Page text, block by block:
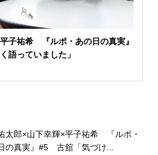
子祐希 『ルポ・あの日の真実』
語っていました」
太郎×山下幸輝×平子祐希 『ルポ・
の真実』#5 古舘「気づけ...